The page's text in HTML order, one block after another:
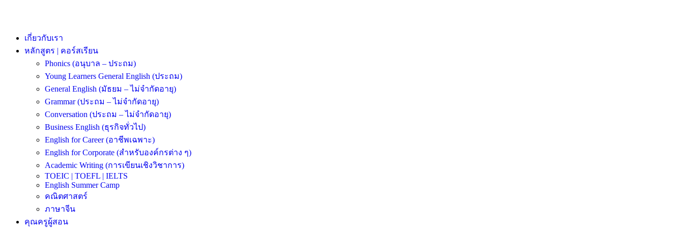
เกี่ยวกับเรา
หลักสูตร | คอร์สเรียน
Phonics (อนุบาล – ประถม)
Young Learners General English (ประถม)
General English (มัธยม – ไม่จำกัดอายุ)
Grammar (ประถม – ไม่จำกัดอายุ)
Conversation (ประถม – ไม่จำกัดอายุ)
Business English (ธุรกิจทั่วไป)
English for Career (อาชีพเฉพาะ)
English for Corporate (สำหรับองค์กรต่าง ๆ)
Academic Writing (การเขียนเชิงวิชาการ)
TOEIC | TOEFL | IELTS
English Summer Camp
คณิตศาสตร์
ภาษาจีน
คุณครูผู้สอน